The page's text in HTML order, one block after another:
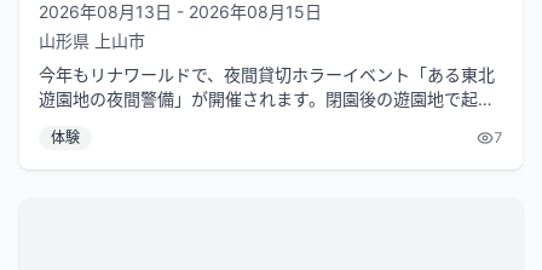
2026年08月13日 - 2026年08月15日
山形県 上山市
今年もリナワールドで、夜間貸切ホラーイベント「ある東北
遊園地の夜間警備」が開催されます。閉園後の遊園地で起こ
体験 7